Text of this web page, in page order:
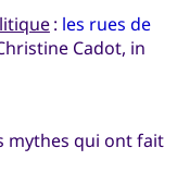
: les rues de
Cadot, in
mythes qui ont fait